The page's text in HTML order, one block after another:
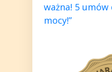
ważna! 5 umów
mocy!”